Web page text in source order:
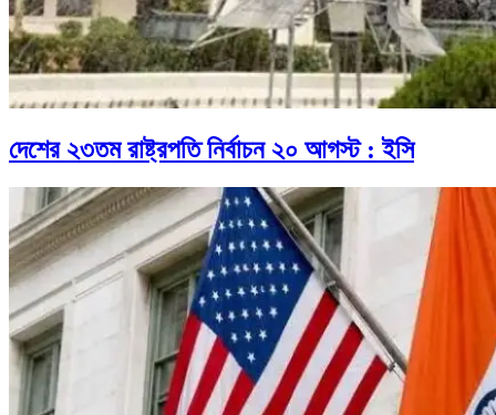
দেশের ২৩তম রাষ্ট্রপতি নির্বাচন ২০ আগস্ট : ইসি